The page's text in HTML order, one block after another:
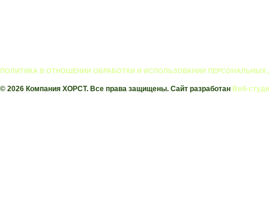
ПОЛИТИКА В ОТНОШЕНИИ ОБРАБОТКИ И ИСПОЛЬЗОВАНИИ ПЕРСОНАЛЬНЫХ
© 2026 Компания ХОРСТ. Все права защищены. Сайт разработан Веб-